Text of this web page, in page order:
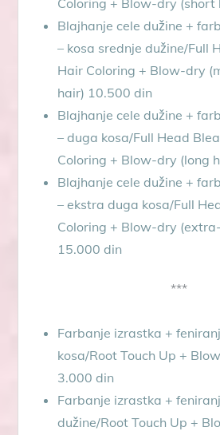
Blajhanje cele dužine +
– kosa srednje dužine/Full
Hair Coloring + Blow-dry
hair) 10.500 din
Blajhanje cele dužine +
– duga kosa/Full Head
Coloring + Blow-dry (long
Blajhanje cele dužine +
– ekstra duga kosa/Full
Coloring + Blow-dry
15.000 din
***
Farbanje izrastka +
kosa/Root Touch Up +
3.000 din
Farbanje izrastka +
dužine/Root Touch Up +